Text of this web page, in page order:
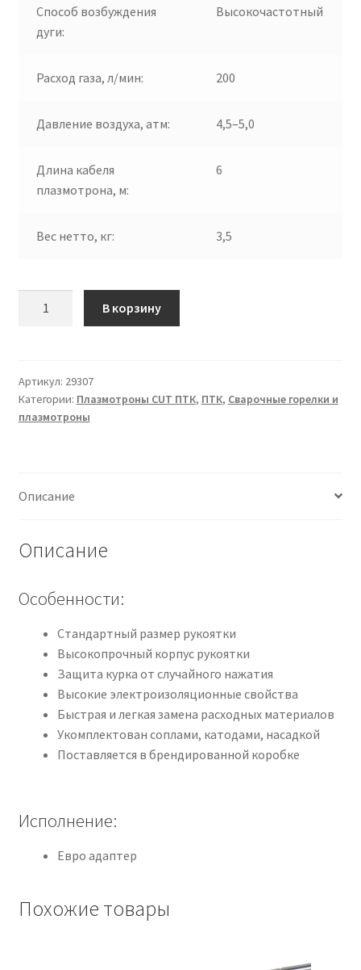
Способ возбуждения
дуги:
Высокочастотный
Расход газа, л/мин: 200
Давление воздуха, атм: 4,5–5,0
Длина кабеля
плазмотрона, м:
6
Вес нетто, кг: 3,5
CP
141
Евро
ПТК
В корзину
Артикул: 29307
Категории: Плазмотроны CUT ПТК, ПТК, Сварочные горелки и
плазмотроны
Описание
Описание
Особенности:
Стандартный размер рукоятки
Высокопрочный корпус рукоятки
Защита курка от случайного нажатия
Высокие электроизоляционные свойства
Быстрая и легкая замена расходных материалов
Укомплектован соплами, катодами, насадкой
Поставляется в брендированной коробке
Исполнение:
Евро адаптер
Похожие товары